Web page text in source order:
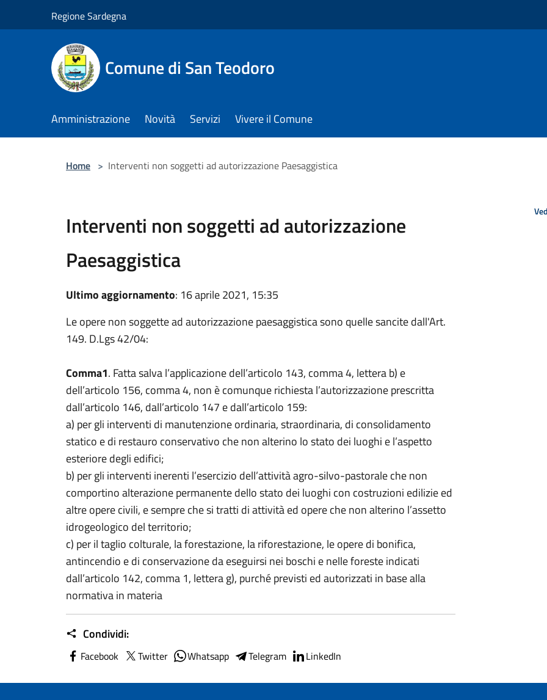
Regione Sardegna
Comune di San Teodoro
Amministrazione Novità Servizi Vivere il Comune
Home > Interventi non soggetti ad autorizzazione Paesaggistica
Interventi non soggetti ad autorizzazione
Paesaggistica
Ultimo aggiornamento: 16 aprile 2021, 15:35
Le opere non soggette ad autorizzazione paesaggistica sono quelle sancite dall'Art.
149. D.Lgs 42/04:
Comma1. Fatta salva l’applicazione dell’articolo 143, comma 4, lettera b) e
dell’articolo 156, comma 4, non è comunque richiesta l’autorizzazione prescritta
dall’articolo 146, dall’articolo 147 e dall’articolo 159:
a) per gli interventi di manutenzione ordinaria, straordinaria, di consolidamento
statico e di restauro conservativo che non alterino lo stato dei luoghi e l’aspetto
esteriore degli edifici;
b) per gli interventi inerenti l’esercizio dell’attività agro-silvo-pastorale che non
comportino alterazione permanente dello stato dei luoghi con costruzioni edilizie ed
altre opere civili, e sempre che si tratti di attività ed opere che non alterino l’assetto
idrogeologico del territorio;
c) per il taglio colturale, la forestazione, la riforestazione, le opere di bonifica,
antincendio e di conservazione da eseguirsi nei boschi e nelle foreste indicati
dall’articolo 142, comma 1, lettera g), purché previsti ed autorizzati in base alla
normativa in materia
Condividi:
Facebook Twitter Whatsapp Telegram LinkedIn